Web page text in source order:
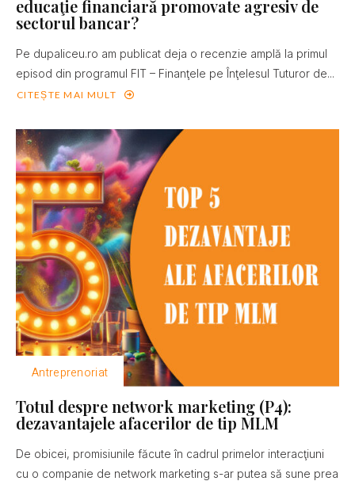
educaţie financiară promovate agresiv de
sectorul bancar?
Pe dupaliceu.ro am publicat deja o recenzie amplă la primul
episod din programul FIT – Finanţele pe Înţelesul Tuturor de...
CITEȘTE MAI MULT
Antreprenoriat
Totul despre network marketing (P4):
dezavantajele afacerilor de tip MLM
De obicei, promisiunile făcute în cadrul primelor interacţiuni
cu o companie de network marketing s-ar putea să sune prea